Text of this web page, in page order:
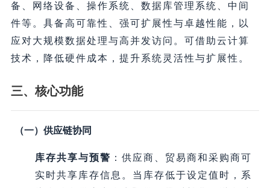
备、网络设备、操作系统、数据库管理系统、中间
件等。具备高可靠性、强可扩展性与卓越性能，以
应对大规模数据处理与高并发访问。可借助云计算
技术，降低硬件成本，提升系统灵活性与扩展性。
三、核心功能
（一）供应链协同
库存共享与预警 ：供应商、贸易商和采购商可
实时共享库存信息。当库存低于设定值时，系